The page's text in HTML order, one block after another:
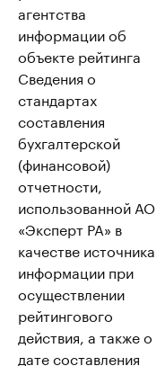
агентства
информации об
объекте рейтинга
Сведения о
стандартах
составления
бухгалтерской
(финансовой)
отчетности,
использованной АО
«Эксперт РА» в
качестве источника
информации при
осуществлении
рейтингового
действия, а также о
дате составления